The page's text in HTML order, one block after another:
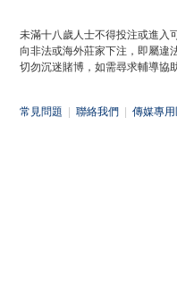
未滿十八歲人士不得投注或進入
向非法或海外莊家下注，即屬違
切勿沉迷賭博，如需尋求輔導協
常見問題 聯絡我們 傳媒專用